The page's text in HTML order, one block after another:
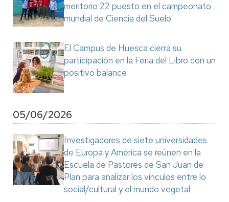
meritorio 22 puesto en el campeonato
mundial de Ciencia del Suelo
El Campus de Huesca cierra su
participación en la Feria del Libro con un
positivo balance
05/06/2026
Investigadores de siete universidades
de Europa y América se reúnen en la
Escuela de Pastores de San Juan de
Plan para analizar los vínculos entre lo
social/cultural y el mundo vegetal